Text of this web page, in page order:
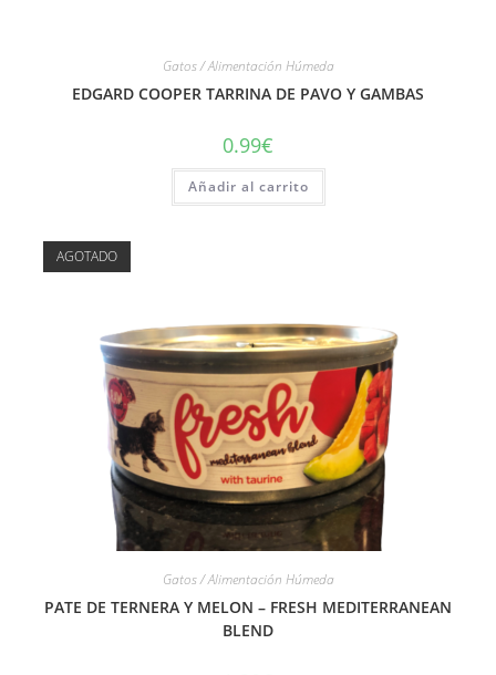
Gatos / Alimentación Húmeda
EDGARD COOPER TARRINA DE PAVO Y GAMBAS
0.99€
Añadir al carrito
AGOTADO
Gatos / Alimentación Húmeda
PATE DE TERNERA Y MELON – FRESH MEDITERRANEAN
BLEND